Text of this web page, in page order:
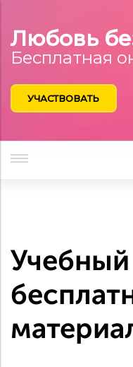
Любовь
Бесплатная
УЧАСТВОВАТЬ